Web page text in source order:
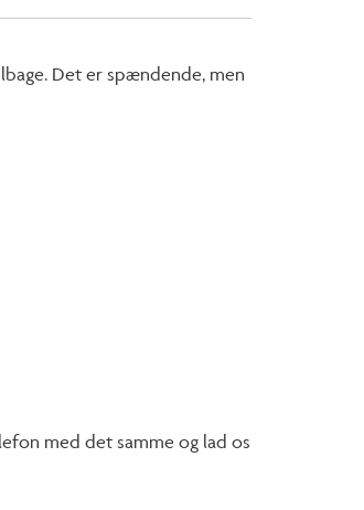
Det er spændende, men
med det samme og lad os